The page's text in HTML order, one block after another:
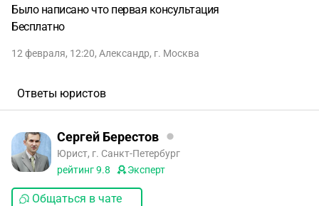
Было написано что первая консультация
Бесплатно
12 февраля, 12:20, Александр, г. Москва
Ответы юристов
Сергей Берестов
Юрист, г. Санкт-Петербург
рейтинг9.8 Эксперт
Общаться в чате